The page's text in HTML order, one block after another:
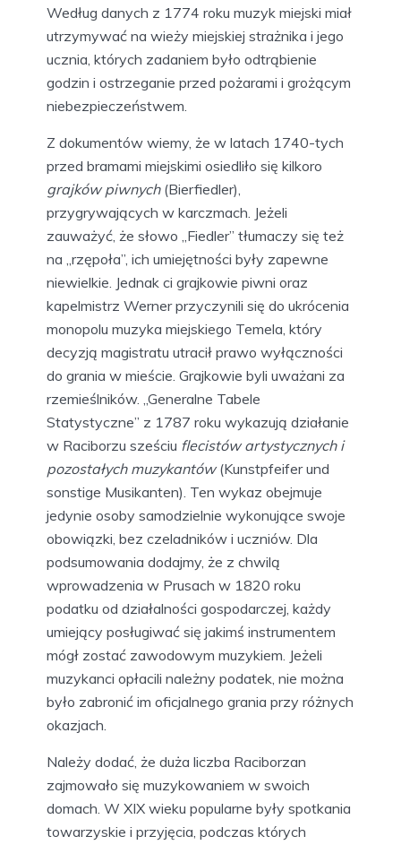
Według danych z 1774 roku muzyk miejski miał
utrzymywać na wieży miejskiej strażnika i jego
ucznia, których zadaniem było odtrąbienie
godzin i ostrzeganie przed pożarami i grożącym
niebezpieczeństwem.
Z dokumentów wiemy, że w latach 1740-tych
przed bramami miejskimi osiedliło się kilkoro
grajków piwnych(Bierfiedler),
przygrywających w karczmach. Jeżeli
zauważyć, że słowo „Fiedler” tłumaczy się też
na „rzępoła”, ich umiejętności były zapewne
niewielkie. Jednak ci grajkowie piwni oraz
kapelmistrz Werner przyczynili się do ukrócenia
monopolu muzyka miejskiego Temela, który
decyzją magistratu utracił prawo wyłączności
do grania w mieście. Grajkowie byli uważani za
rzemieślników. „Generalne Tabele
Statystyczne” z 1787 roku wykazują działanie
w Raciborzu sześciu flecistów artystycznych i
pozostałych muzykantów(Kunstpfeifer und
sonstige Musikanten). Ten wykaz obejmuje
jedynie osoby samodzielnie wykonujące swoje
obowiązki, bez czeladników i uczniów. Dla
podsumowania dodajmy, że z chwilą
wprowadzenia w Prusach w 1820 roku
podatku od działalności gospodarczej, każdy
umiejący posługiwać się jakimś instrumentem
mógł zostać zawodowym muzykiem. Jeżeli
muzykanci opłacili należny podatek, nie można
było zabronić im oficjalnego grania przy różnych
okazjach.
Należy dodać, że duża liczba Raciborzan
zajmowało się muzykowaniem w swoich
domach. W XIX wieku popularne były spotkania
towarzyskie i przyjęcia, podczas których